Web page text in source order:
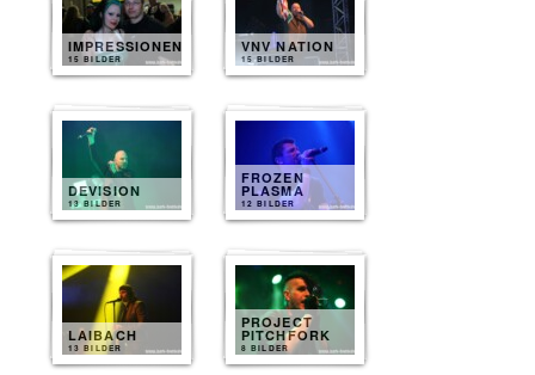
IMPRESSIONEN
15 BILDER
VNV NATION
15 BILDER
DEVISION
13 BILDER
FROZEN
PLASMA
12 BILDER
LAIBACH
13 BILDER
PROJECT
PITCHFORK
8 BILDER